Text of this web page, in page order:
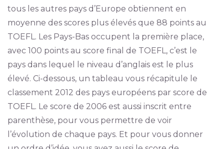
tous les autres pays d’Europe obtiennent en
moyenne des scores plus élevés que 88 points au
TOEFL. Les Pays-Bas occupent la première place,
avec 100 points au score final de TOEFL, c’est le
pays dans lequel le niveau d’anglais est le plus
élevé. Ci-dessous, un tableau vous récapitule le
classement 2012 des pays européens par score de
TOEFL. Le score de 2006 est aussi inscrit entre
parenthèse, pour vous permettre de voir
l’évolution de chaque pays. Et pour vous donner